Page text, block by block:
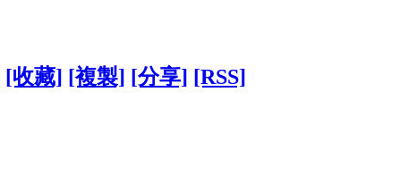
[收藏] [複製] [分享] [RSS]